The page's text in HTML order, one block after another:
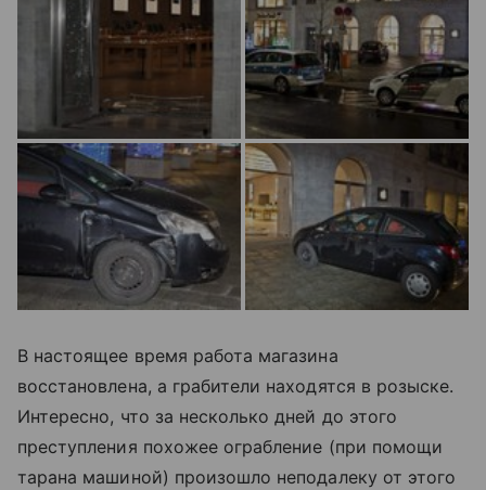
В настоящее время работа магазина
восстановлена, а грабители находятся в розыске.
Интересно, что за несколько дней до этого
преступления похожее ограбление (при помощи
тарана машиной) произошло неподалеку от этого